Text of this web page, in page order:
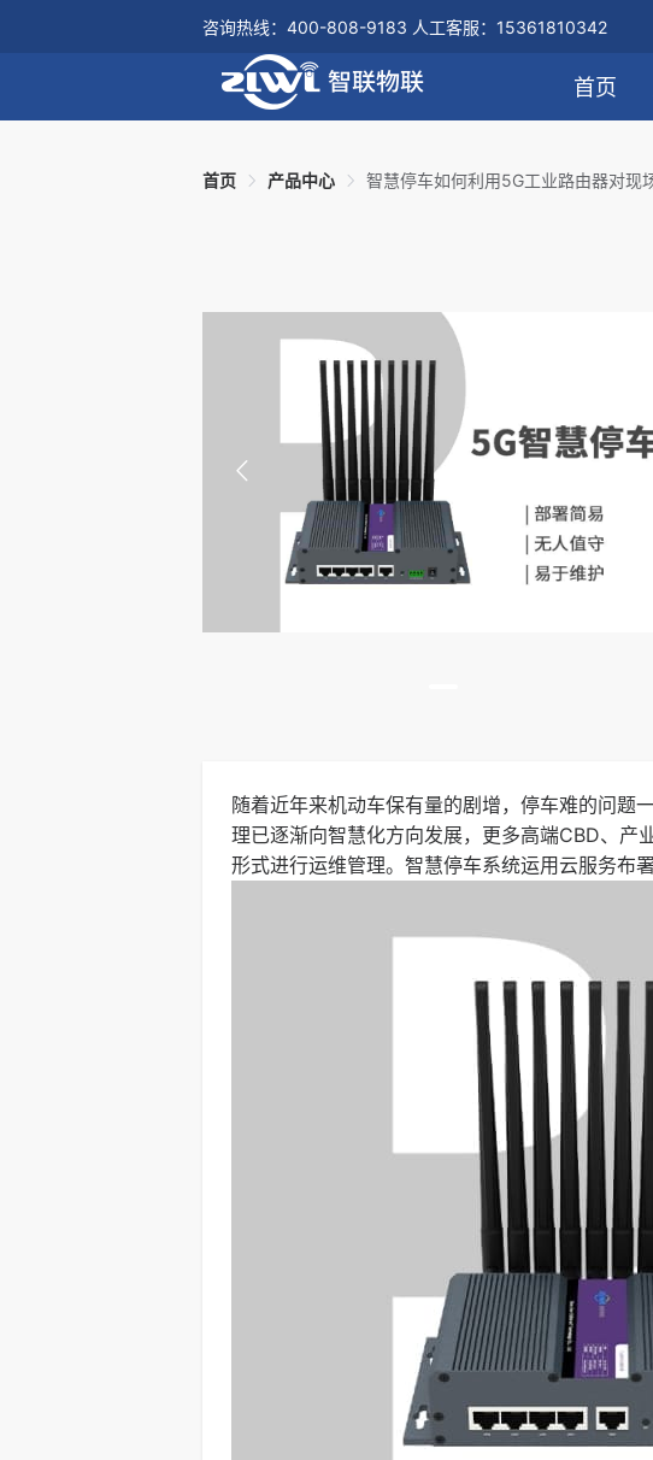
咨询热线：400-808-9183 人工客服：15361810342
首页
首页 产品中心 智慧停车如何利用5G工业路由器对现
随着近年来机动车保有量的剧增，停车难的问题
理已逐渐向智慧化方向发展，更多高端CBD、产
形式进行运维管理。智慧停车系统运用云服务布